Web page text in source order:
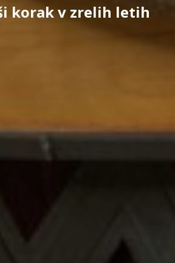
korak v zrelih letih